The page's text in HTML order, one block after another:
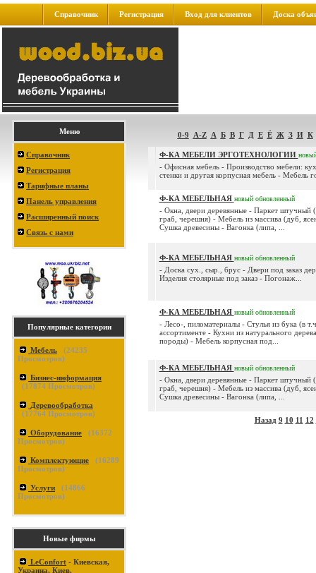
Справочник Регистрация Вход для клиентов Доска
Меню
Справочник
Регистрация
Тарифные планы
Панель управления
Расширенный поиск
Связь с нами
Популярные категории
Мебель (24235
Просмотров)
Бизнес-информация
(17874 Просмотров)
Деревообработка
(17764 Просмотров)
Оборудование (16372
Просмотров)
Комплектующие (16289
Просмотров)
Услуги (14866
Просмотров)
Новые фирмы
LeConfort - Киевская,
Украина, Киев.
0-9 A-Z А Б В Г Д Е Ё Ж З И К
Ф-КА МЕБЕЛИ ЭРГОТЕХНОЛОГИИ
- Офисная мебель - Производство мебели:
стенки и другая корпусная мебель - Мебель
Ф-КА МЕБЕЛЬНАЯ новый обновленный
- Окна, двери деревянные - Паркет штучный
граб, черешня) - Мебель из массива (дуб,
Сушка древесины - Вагонка (липа, ...
Ф-КА МЕБЕЛЬНАЯ новый обновленный
- Доска сух., сыр., брус - Двери под заказ
Изделия столярные под заказ - Погонаж...
Ф-КА МЕБЕЛЬНАЯ новый обновленный
- Лесо-, пиломатериалы - Стулья из бука (в
ассортименте - Кухни из натурального
породы) - Мебель корпусная под...
Ф-КА МЕБЕЛЬНАЯ новый обновленный
- Окна, двери деревянные - Паркет штучный
граб, черешня) - Мебель из массива (дуб,
Сушка древесины - Вагонка (липа, ...
Назад 9 10 11 12